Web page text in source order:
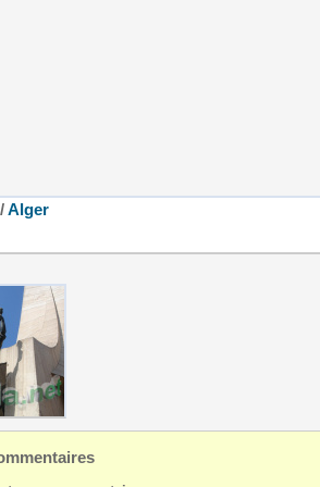
/Alger